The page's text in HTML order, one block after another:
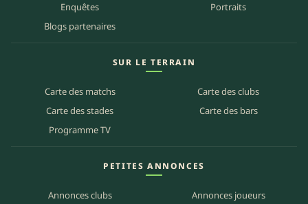
Enquêtes
Portraits
Blogs partenaires
SUR LE TERRAIN
Carte des matchs
Carte des clubs
Carte des stades
Carte des bars
Programme TV
PETITES ANNONCES
Annonces clubs Annonces joueurs